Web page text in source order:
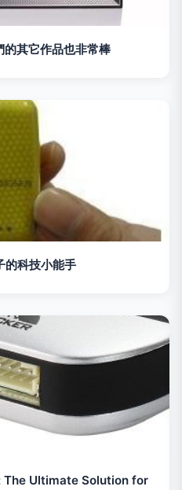
其它作品也非常棒
的科技小能手
Ultimate Solution for